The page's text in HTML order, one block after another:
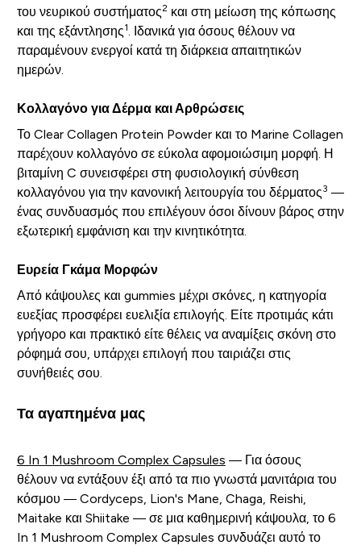
του νευρικού συστήματος2και στη μείωση της κόπωσης
και της εξάντλησης1
. Ιδανικά για όσους θέλουν να
παραμένουν ενεργοί κατά τη διάρκεια απαιτητικών
ημερών.
Κολλαγόνο για Δέρμα και Αρθρώσεις
Το Clear Collagen Protein Powder και το Marine Collagen
παρέχουν κολλαγόνο σε εύκολα αφομοιώσιμη μορφή. Η
βιταμίνη C συνεισφέρει στη φυσιολογική σύνθεση
κολλαγόνου για την κανονική λειτουργία του δέρματος3 —
ένας συνδυασμός που επιλέγουν όσοι δίνουν βάρος στην
εξωτερική εμφάνιση και την κινητικότητα.
Ευρεία Γκάμα Μορφών
Από κάψουλες και gummies μέχρι σκόνες, η κατηγορία
ευεξίας προσφέρει ευελιξία επιλογής. Είτε προτιμάς κάτι
γρήγορο και πρακτικό είτε θέλεις να αναμίξεις σκόνη στο
ρόφημά σου, υπάρχει επιλογή που ταιριάζει στις
συνήθειές σου.
Τα αγαπημένα μας
6 In 1 Mushroom Complex Capsules — Για όσους
θέλουν να εντάξουν έξι από τα πιο γνωστά μανιτάρια του
κόσμου — Cordyceps, Lion's Mane, Chaga, Reishi,
Maitake και Shiitake — σε μια καθημερινή κάψουλα, το 6
In 1 Mushroom Complex Capsules συνδυάζει αυτό το